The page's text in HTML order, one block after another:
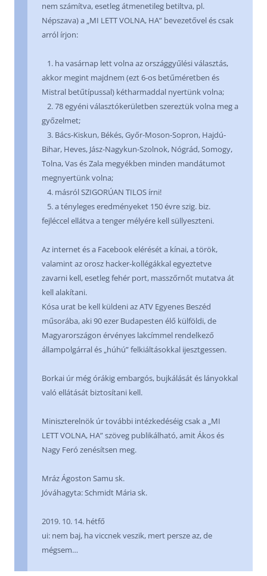
nem számítva, esetleg átmenetileg betiltva, pl.
Népszava) a „MI LETT VOLNA, HA” bevezetővel és csak
arról írjon:
1. ha vasárnap lett volna az országgyűlési választás,
akkor megint majdnem (ezt 6-os betűméretben és
Mistral betűtípussal) kétharmaddal nyertünk volna;
2. 78 egyéni választókerületben szereztük volna meg a
győzelmet;
3. Bács-Kiskun, Békés, Győr-Moson-Sopron, Hajdú-
Bihar, Heves, Jász-Nagykun-Szolnok, Nógrád, Somogy,
Tolna, Vas és Zala megyékben minden mandátumot
megnyertünk volna;
4. másról SZIGORÚAN TILOS írni!
5. a tényleges eredményeket 150 évre szig. biz.
fejléccel ellátva a tenger mélyére kell süllyeszteni.
Az internet és a Facebook elérését a kínai, a török,
valamint az orosz hacker-kollégákkal egyeztetve
zavarni kell, esetleg fehér port, masszőrnőt mutatva át
kell alakítani.
Kósa urat be kell küldeni az ATV Egyenes Beszéd
műsorába, aki 90 ezer Budapesten élő külföldi, de
Magyarországon érvényes lakcímmel rendelkező
állampolgárral és „húhú” felkiáltásokkal ijesztgessen.
Borkai úr még órákig embargós, bujkálását és lányokkal
való ellátását biztosítani kell.
Miniszterelnök úr további intézkedéséig csak a „MI
LETT VOLNA, HA” szöveg publikálható, amit Ákos és
Nagy Feró zenésítsen meg.
Mráz Ágoston Samu sk.
Jóváhagyta: Schmidt Mária sk.
2019. 10. 14. hétfő
ui: nem baj, ha viccnek veszik, mert persze az, de
mégsem…